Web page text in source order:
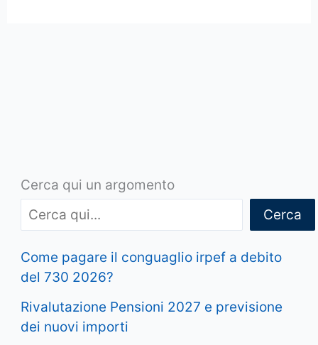
Cerca qui un argomento
Cerca
Come pagare il conguaglio irpef a debito
del 730 2026?
Rivalutazione Pensioni 2027 e previsione
dei nuovi importi